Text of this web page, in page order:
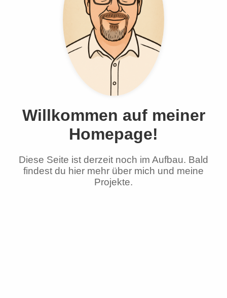
Willkommen auf meiner
Homepage!
Diese Seite ist derzeit noch im Aufbau. Bald
findest du hier mehr über mich und meine
Projekte.